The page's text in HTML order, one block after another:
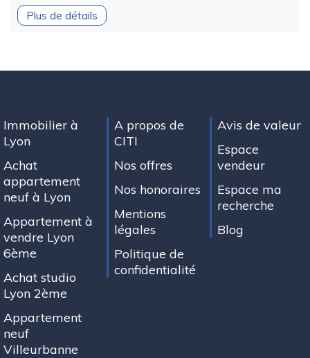
Plus de détails
Immobilier à
Lyon
Achat
appartement
neuf à Lyon
Appartement à
vendre Lyon
6ème
Achat studio
Lyon 2ème
Appartement
neuf
Villeurbanne
A propos de
CITI
Nos offres
Nos honoraires
Mentions
légales
Politique de
confidentialité
Avis de valeur
Espace
vendeur
Espace ma
recherche
Blog